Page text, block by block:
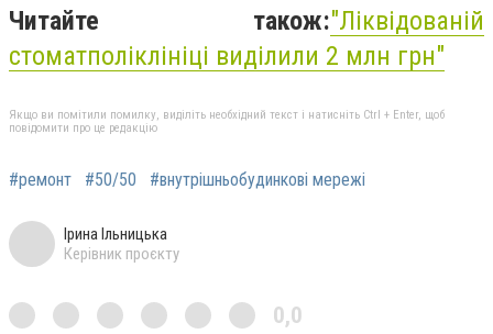
Читайте також:"Ліквідованій
стоматполіклініці виділили 2 млн грн"
Якщо ви помітили помилку, виділіть необхідний текст і натисніть Ctrl + Enter, щоб
повідомити про це редакцію
#ремонт #50/50 #внутрішньобудинкові мережі
Ірина Ільницька
Керівник проєкту
0,0